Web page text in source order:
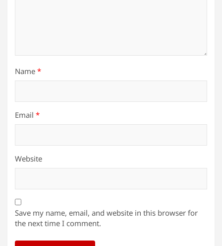
Name *
Email *
Website
Save my name, email, and website in this browser for
the next time I comment.